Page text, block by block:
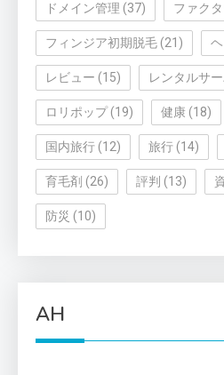
ドメイン管理 (37) ファク
フィンジア初期脱毛 (21)
レビュー (15) レンタルサ
ロリポップ(19) 健康 (18)
国内旅行 (12) 旅行 (14)
育毛剤 (26) 評判 (13)
防災 (10)
AH